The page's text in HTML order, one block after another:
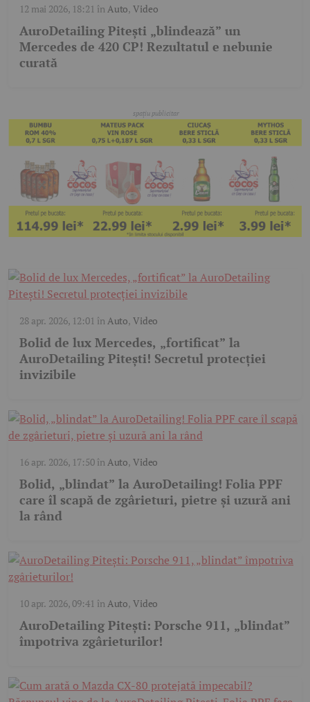
12 mai 2026, 18:21 înAuto,Video
AuroDetailing Pitești „blindează” un
Mercedes de 420 CP! Rezultatul e nebunie
curată
28 apr. 2026, 12:01 în Auto,Video
Bolid de lux Mercedes, „fortificat” la
AuroDetailing Pitești! Secretul protecției
invizibile
16 apr. 2026, 17:50în Auto,Video
Bolid, „blindat” la AuroDetailing! Folia PPF
care îl scapă de zgârieturi, pietre și uzură ani
la rând
10 apr. 2026, 09:41 în Auto,Video
AuroDetailing Pitești: Porsche 911, „blindat”
împotriva zgârieturilor!